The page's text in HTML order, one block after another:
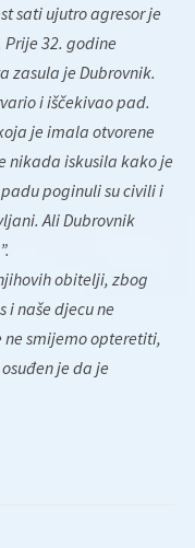
sati ujutro agresor je
32. godine
zasula je Dubrovnik.
i iščekivao pad.
je imala otvorene
nikada iskusila kako je
poginuli su civili i
Ali Dubrovnik
obitelji, zbog
i naše djecu ne
ne smijemo opteretiti,
je da je